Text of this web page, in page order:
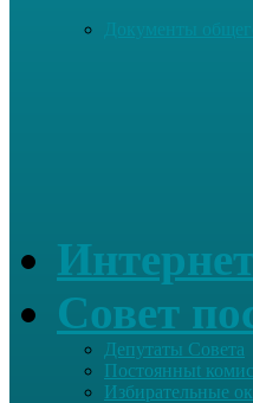
Совет
Депутаты Совета
Постоянныt
Избирательные